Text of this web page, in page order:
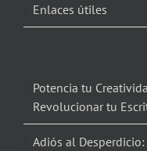
Enlaces útiles
Potencia tu
Revolucionar tu
Adiós al